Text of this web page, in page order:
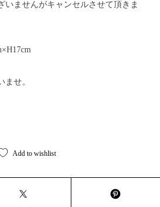
いませんがキャンセルさせて頂きま
ませ。
Add to wishlist